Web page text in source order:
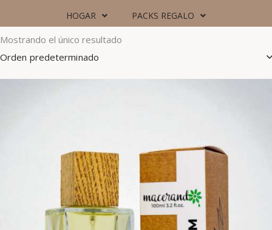
HOGAR
PACKS REGALO
Mostrando el único resultado